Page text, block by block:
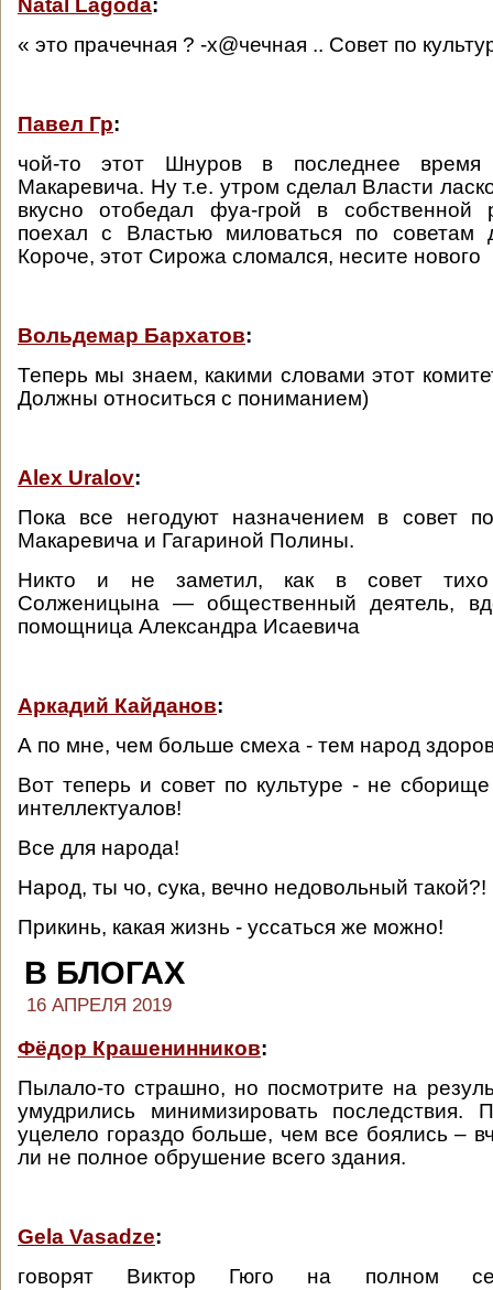
Natal Lagoda:
« это прачечная ? -х@чечная .. Совет по
Павел Гр:
чой-то этот Шнуров в последнее
Макаревича. Ну т.е. утром сделал Власти
вкусно отобедал фуа-грой в собственной
поехал с Властью миловаться по советам
Короче, этот Сирожа сломался, несите нового
Вольдемар Бархатов:
Теперь мы знаем, какими словами этот
Должны относиться с пониманием)
Alex Uralov:
Пока все негодуют назначением в совет
Макаревича и Гагариной Полины.
Никто и не заметил, как в совет
Солженицына — общественный деятель,
помощница Александра Исаевича
Аркадий Кайданов:
А по мне, чем больше смеха - тем народ
Вот теперь и совет по культуре - не
интеллектуалов!
Все для народа!
Народ, ты чо, сука, вечно недовольный такой?!
Прикинь, какая жизнь - уссаться же можно!
В БЛОГАХ
16 АПРЕЛЯ 2019
Фёдор Крашенинников:
Пылало-то страшно, но посмотрите на
умудрились минимизировать последствия.
уцелело гораздо больше, чем все боялись –
ли не полное обрушение всего здания.
Gela Vasadze:
говорят Виктор Гюго на полном